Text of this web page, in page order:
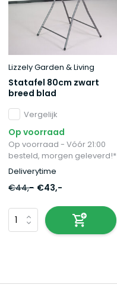
Lizzely Garden & Living
Statafel 80cm zwart
breed blad
Vergelijk
Op voorraad
Op voorraad - Vóór 21:00
besteld, morgen geleverd!*
Deliverytime
€44,- €43,-